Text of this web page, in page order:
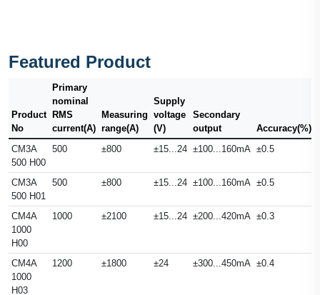
Featured Product
Product
No
Primary
nominal
RMS
current(A)
Measuring
range(A)
Supply
voltage
(V)
Secondary
output
Accuracy(%)
CM3A
500 H00
500 ±800 ±15...24 ±100...160mA ±0.5
CM3A
500 H01
500 ±800 ±15...24 ±100...160mA ±0.5
CM4A
1000
H00
1000 ±2100 ±15...24 ±200...420mA ±0.3
CM4A
1000
H03
1200 ±1800 ±24 ±300...450mA ±0.4